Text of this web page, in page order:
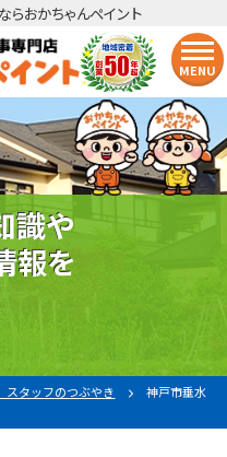
らおかちゃんペイント
MENU
識や
報を
タッフのつぶやき
神戸市垂水